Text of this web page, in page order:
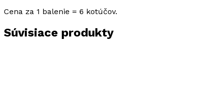
Cena za 1 balenie = 6 kotúčov.
Súvisiace produkty